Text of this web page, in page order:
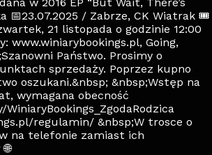
📅23.07.2025 / Zabrze, CK Wiatrak 🎟
21 listopada o godzinie 12:00
www.winiarybookings.pl, Going,
Państwo. Prosimy o
sprzedaży. Poprzez kupno
oszukani.&nbsp; &nbsp;Wstęp na
wymagana obecność
regulamin/ &nbsp;W trosce o
na telefonie zamiast ich